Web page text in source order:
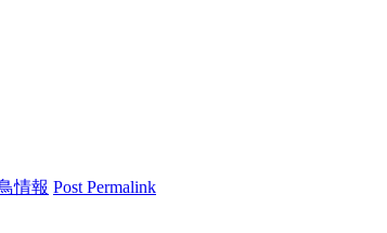
情報 Post Permalink